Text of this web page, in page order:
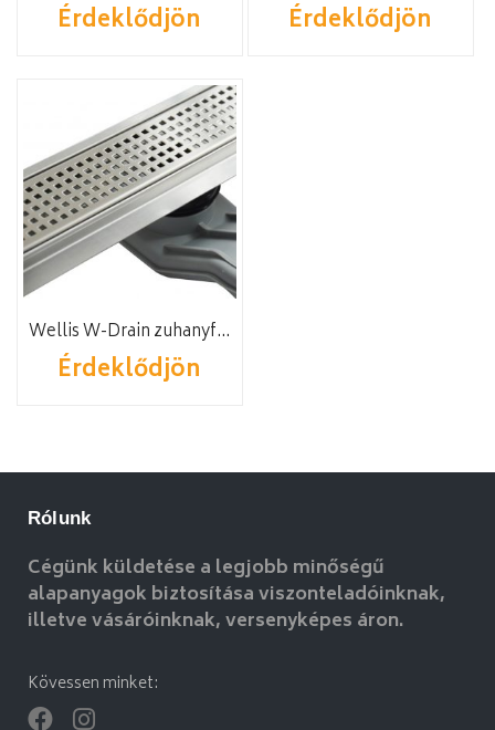
Érdeklődjön Érdeklődjön
Wellis W-Drain zuhanyfolyóka, Square mintázatú ráccsal
Érdeklődjön
Rólunk
Cégünk küldetése a legjobb minőségű
alapanyagok biztosítása viszonteladóinknak,
illetve vásáróinknak, versenyképes áron.
Kövessen minket: